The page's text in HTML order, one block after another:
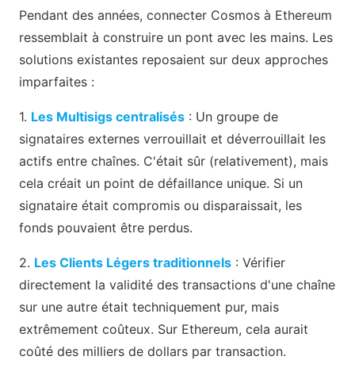
Pendant des années, connecter Cosmos à Ethereum
ressemblait à construire un pont avec les mains. Les
solutions existantes reposaient sur deux approches
imparfaites :
1. Les Multisigs centralisés : Un groupe de
signataires externes verrouillait et déverrouillait les
actifs entre chaînes. C'était sûr (relativement), mais
cela créait un point de défaillance unique. Si un
signataire était compromis ou disparaissait, les
fonds pouvaient être perdus.
2. Les Clients Légers traditionnels : Vérifier
directement la validité des transactions d'une chaîne
sur une autre était techniquement pur, mais
extrêmement coûteux. Sur Ethereum, cela aurait
coûté des milliers de dollars par transaction.